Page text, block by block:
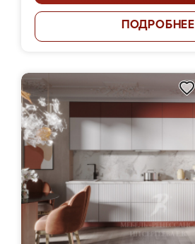
ПОДРОБНЕЕ